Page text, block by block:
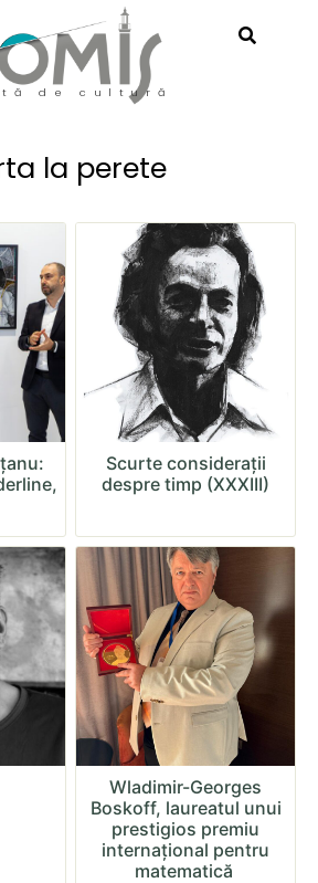
de cultură
la perete
Scurte considerații
despre timp (XXXIII)
Wladimir-Georges
Boskoff, laureatul unui
prestigios premiu
internațional pentru
matematică